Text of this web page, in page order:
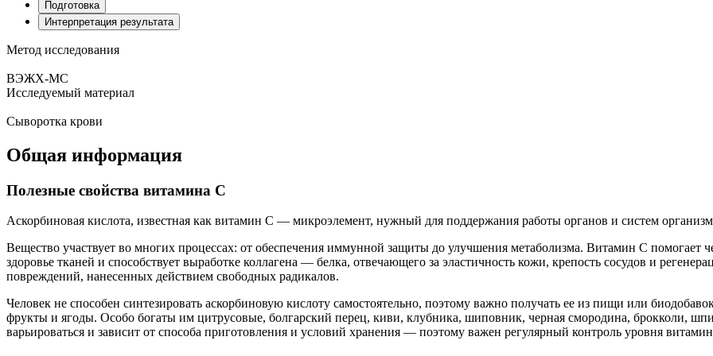
Подготовка
Интерпретация результата
Метод исследования
ВЭЖХ-МС
Исследуемый материал
Сыворотка крови
Общая информация
Полезные свойства витамина С
Аскорбиновая кислота, известная как витамин С — микроэлемент, нужный для поддержания работы органов и систем
Вещество участвует во многих процессах: от обеспечения иммунной защиты до улучшения метаболизма. Витамин С помогает
здоровье тканей и способствует выработке коллагена — белка, отвечающего за эластичность кожи, крепость сосудов и
повреждений, нанесенных действием свободных радикалов.
Человек не способен синтезировать аскорбиновую кислоту самостоятельно, поэтому важно получать ее из пищи или
фрукты и ягоды. Особо богаты им цитрусовые, болгарский перец, киви, клубника, шиповник, черная смородина, брокколи,
варьироваться и зависит от способа приготовления и условий хранения — поэтому важен регулярный контроль уровня